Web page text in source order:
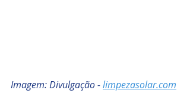
Imagem: Divulgação - limpezasolar.com